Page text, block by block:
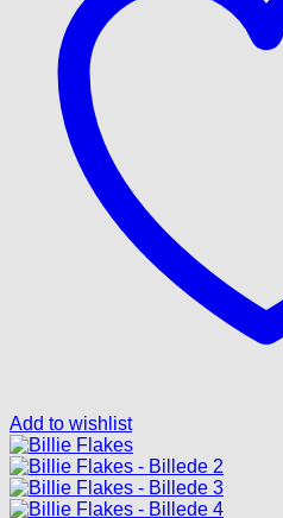
Add to wishlist